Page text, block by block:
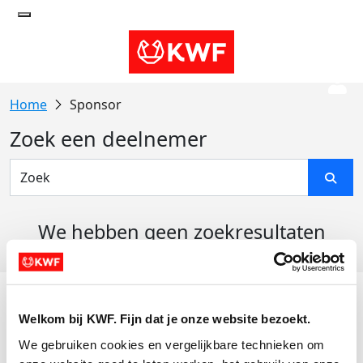
Welkom bij KWF. Fijn dat je onze website bezoekt.
We gebruiken cookies en vergelijkbare technieken om
Sponsor
Zoek een deelnemer
We hebben geen zoekresultaten
Actiematerialen
Evenementen